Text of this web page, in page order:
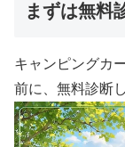
まずは無料
キャンピングカ
前に、無料診断